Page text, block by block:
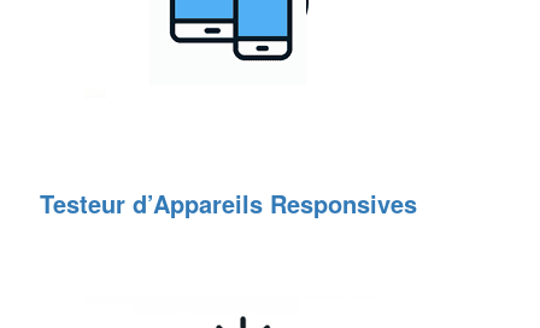
Testeur d’Appareils Responsives